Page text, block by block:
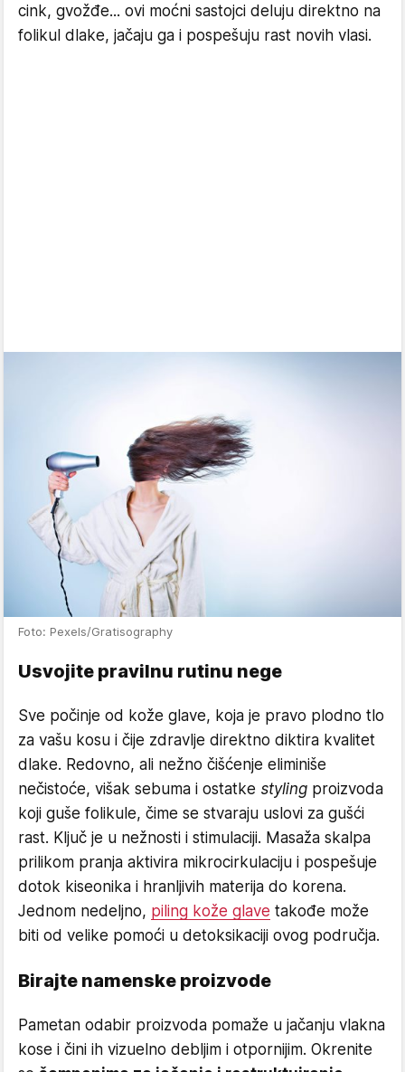
cink, gvožđe... ovi moćni sastojci deluju direktno na
folikul dlake, jačaju ga i pospešuju rast novih vlasi.
Foto: Pexels/Gratisography
Usvojite pravilnu rutinu nege
Sve počinje od kože glave, koja je pravo plodno tlo
za vašu kosu i čije zdravlje direktno diktira kvalitet
dlake. Redovno, ali nežno čišćenje eliminiše
nečistoće, višak sebuma i ostatke styling proizvoda
koji guše folikule, čime se stvaraju uslovi za gušći
rast. Ključ je u nežnosti i stimulaciji. Masaža skalpa
prilikom pranja aktivira mikrocirkulaciju i pospešuje
dotok kiseonika i hranljivih materija do korena.
Jednom nedeljno, piling kože glave takođe može
biti od velike pomoći u detoksikaciji ovog područja.
Birajte namenske proizvode
Pametan odabir proizvoda pomaže u jačanju vlakna
kose i čini ih vizuelno debljim i otpornijim. Okrenite